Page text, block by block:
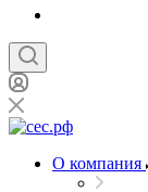
О компания